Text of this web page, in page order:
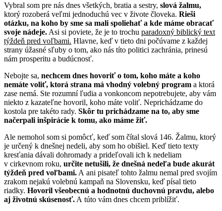
Vybral som pre nás dnes všetkých, bratia a sestry, slová žalmu,
ktorý rozoberá veľmi jednoduchú vec v živote človeka. Rieši
otázku, na koho by sme sa mali spoliehať a kde máme obracať
svoje nádeje. Asi si poviete, že je to trochu paradoxný biblický text
týždeň pred voľbami. Hlavne, keď v tieto dni počúvame z každej
strany úžasné sľuby o tom, ako nás títo politici zachránia, prinesú
nám prosperitu a budúcnosť.
Nebojte sa, nechcem dnes hovoriť o tom, koho máte a koho
nemáte voliť, ktorá strana má vhodný volebný program a ktorá
zase nemá. Ste rozumní ľudia a vonkoncom nepotrebujete, aby vám
niekto z kazateľne hovoril, koho máte voliť. Neprichádzame do
kostola pre takéto rady. Skôr tu prichádzame na to, aby sme
načerpali inšpirácie k tomu, ako máme žiť.
Ale nemohol som si pomôcť, keď som čítal slová 146. Žalmu, ktorý
je určený k dnešnej nedeli, aby som ho obišiel. Keď tieto texty
kresťania dávali dohromady a prideľovali ich k nedeliam
v cirkevnom roku, určite netušili, že dnešná nedeľa bude akurát
týždeň pred voľbami. A ani pisateľ tohto žalmu nemal pred svojím
zrakom nejakú volebnú kampaň na Slovensku, keď písal tieto
riadky. Hovoril všeobecnú a hodnotnú duchovnú pravdu, alebo
aj životnú skúsenosť. A túto vám dnes chcem priblížiť.